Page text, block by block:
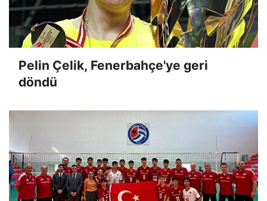
Pelin Çelik, Fenerbahçe'ye geri
döndü